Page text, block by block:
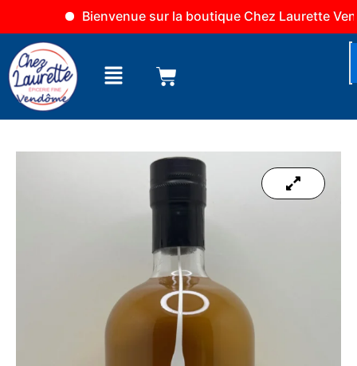
Bienvenue sur la boutique Chez Laurette Vendôme
contenu
Menu